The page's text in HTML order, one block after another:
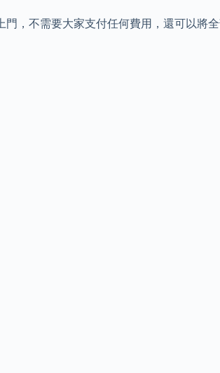
，不需要大家支付任何費用，還可以將